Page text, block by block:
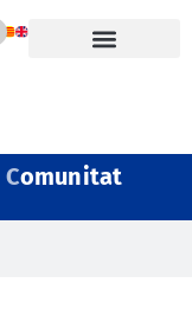
Comunitat